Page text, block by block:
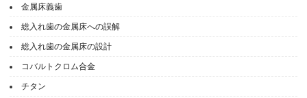
金属床義歯
総入れ歯の金属床への誤解
総入れ歯の金属床の設計
コバルトクロム合金
チタン